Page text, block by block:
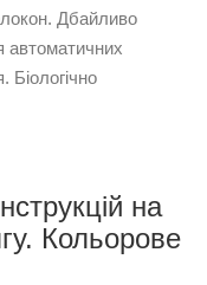
Дбайливо
автоматичних
на
Кольорове